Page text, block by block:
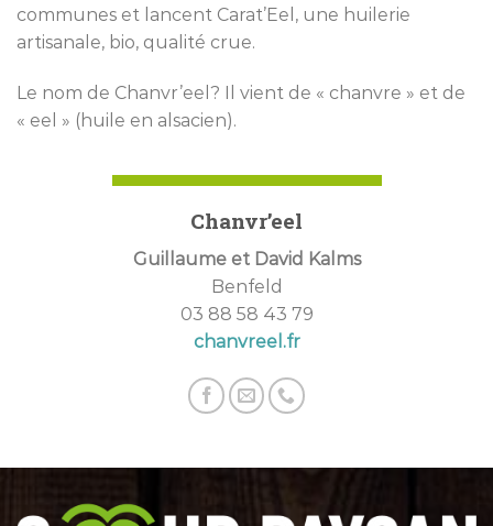
communes et lancent Carat’Eel, une huilerie
artisanale, bio, qualité crue.
Le nom de Chanvr’eel? Il vient de « chanvre » et de
« eel » (huile en alsacien).
Chanvr’eel
Guillaume et David Kalms
Benfeld
03 88 58 43 79
chanvreel.fr